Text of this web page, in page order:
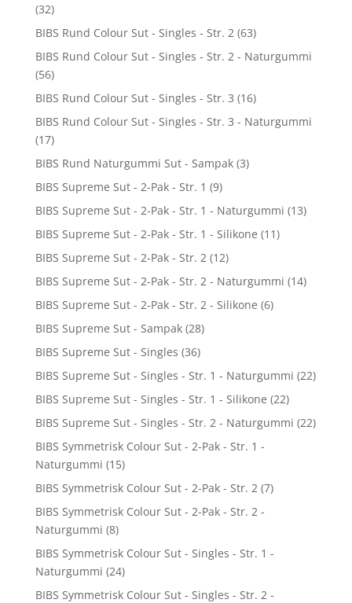
(32)
BIBS Rund Colour Sut - Singles - Str. 2 (63)
BIBS Rund Colour Sut - Singles - Str. 2 - Naturgummi
(56)
BIBS Rund Colour Sut - Singles - Str. 3 (16)
BIBS Rund Colour Sut - Singles - Str. 3 - Naturgummi
(17)
BIBS Rund Naturgummi Sut - Sampak (3)
BIBS Supreme Sut - 2-Pak - Str. 1 (9)
BIBS Supreme Sut - 2-Pak - Str. 1 - Naturgummi (13)
BIBS Supreme Sut - 2-Pak - Str. 1 - Silikone (11)
BIBS Supreme Sut - 2-Pak - Str. 2 (12)
BIBS Supreme Sut - 2-Pak - Str. 2 - Naturgummi (14)
BIBS Supreme Sut - 2-Pak - Str. 2 - Silikone (6)
BIBS Supreme Sut - Sampak (28)
BIBS Supreme Sut - Singles (36)
BIBS Supreme Sut - Singles - Str. 1 - Naturgummi (22)
BIBS Supreme Sut - Singles - Str. 1 - Silikone (22)
BIBS Supreme Sut - Singles - Str. 2 - Naturgummi (22)
BIBS Symmetrisk Colour Sut - 2-Pak - Str. 1 -
Naturgummi (15)
BIBS Symmetrisk Colour Sut - 2-Pak - Str. 2 (7)
BIBS Symmetrisk Colour Sut - 2-Pak - Str. 2 -
Naturgummi (8)
BIBS Symmetrisk Colour Sut - Singles - Str. 1 -
Naturgummi (24)
BIBS Symmetrisk Colour Sut - Singles - Str. 2 -